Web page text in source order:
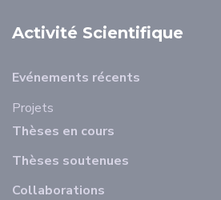
Activité Scientifique
Evénements récents
Projets
Thèses en cours
Thèses soutenues
Collaborations